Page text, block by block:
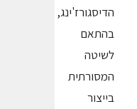
הדיסגורז'ינג,
בהתאם
לשיטה
המסורתית
בייצור